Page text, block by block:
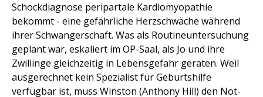
Schockdiagnose peripartale Kardiomyopathie
bekommt - eine gefährliche Herzschwäche während
ihrer Schwangerschaft. Was als Routineuntersuchung
geplant war, eskaliert im OP-Saal, als Jo und ihre
Zwillinge gleichzeitig in Lebensgefahr geraten. Weil
ausgerechnet kein Spezialist für Geburtshilfe
verfügbar ist, muss Winston (Anthony Hill) den Not-